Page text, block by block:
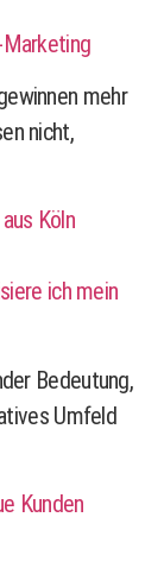
mehr
nicht,
ich mein
Bedeutung,
Umfeld